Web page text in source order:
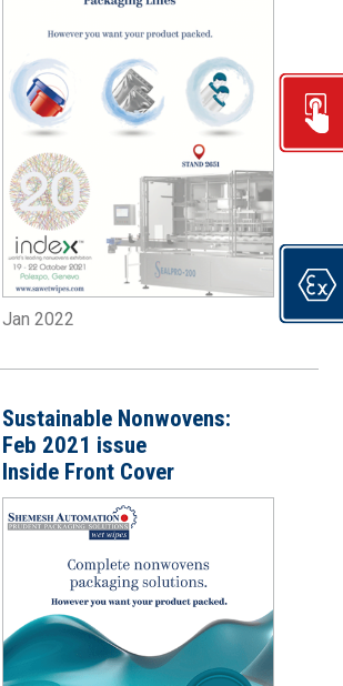
Jan 2022
Sustainable Nonwovens:
Feb 2021 issue
Inside Front Cover